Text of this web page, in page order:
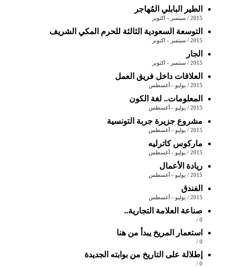
الطير البابلي المُهاجر
2015 / سبتمبر - اكتوبر
التوسعة السعودية الثالثة للحرم المكي الشريف
2015 / سبتمبر - اكتوبر
الجار
2015 / سبتمبر - اكتوبر
العلاقات داخل فريق العمل
2015 / يوليو - أغسطس
المعلومات.. لغة الكون
2015 / يوليو - أغسطس
مشروع جزيرة جربة التونسية
2015 / يوليو - أغسطس
ماركوس كاترليه
2015 / يوليو - أغسطس
ريادة الأعمال
2015 / يوليو - أغسطس
الفندق
2015 / يوليو - أغسطس
صناعة العلامة التجارية..
0 /
استعمار المريخ يبدأ من هنا
0 /
إطلالة على التاريخ من بوابته الجديدة
0 /